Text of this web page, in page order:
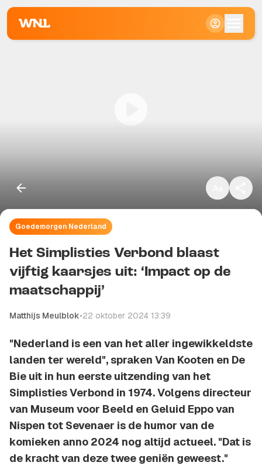
Goedemorgen Nederland
Het Simplisties Verbond blaast
vijftig kaarsjes uit: ‘Impact op de
maatschappij’
Matthijs Meulblok•22 oktober 2024 13:39
"Nederland is een van het aller ingewikkeldste
landen ter wereld", spraken Van Kooten en De
Bie uit in hun eerste uitzending van het
Simplisties Verbond in 1974. Volgens directeur
van Museum voor Beeld en Geluid Eppo van
Nispen tot Sevenaer is de humor van de
komieken anno 2024 nog altijd actueel. "Dat is
de kracht van deze twee geniën geweest."